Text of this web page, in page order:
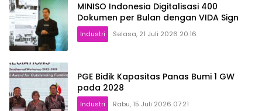
MINISO Indonesia Digitalisasi 400
Dokumen per Bulan dengan VIDA Sign
Industri Selasa, 21 Juli 2026 20:16
PGE Bidik Kapasitas Panas Bumi 1 GW
pada 2028
Industri Rabu, 15 Juli 2026 07:21